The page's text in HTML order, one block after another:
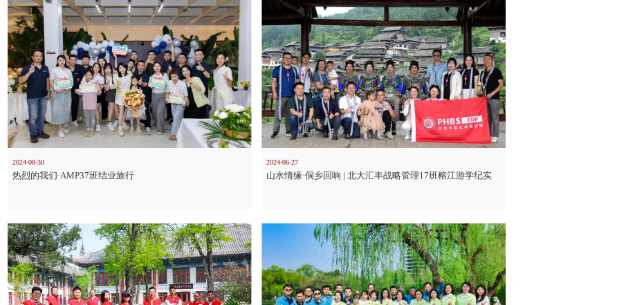
2024-08-30
热烈的我们·AMP37班结业旅行
2024-06-27
山水情缘·侗乡回响 | 北大汇丰战略管理17班榕江游学纪实